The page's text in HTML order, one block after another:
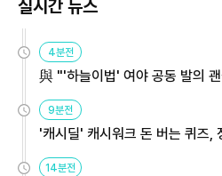
실시간 뉴스
4분전
與 "'하늘이법' 여야 공동 발의
9분전
'캐시딜' 캐시워크 돈 버는 퀴즈,
14분전